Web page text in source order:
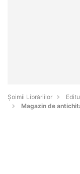
Șoimii Librăriilor
Magazin de